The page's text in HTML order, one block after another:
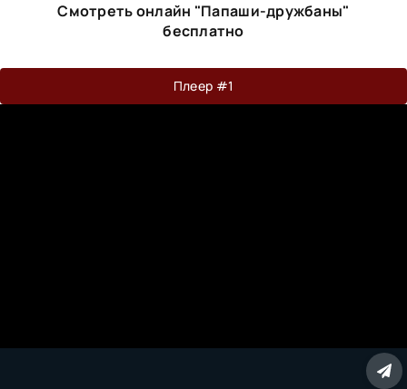
Смотреть онлайн "Папаши-дружбаны"
бесплатно
Плеер #1